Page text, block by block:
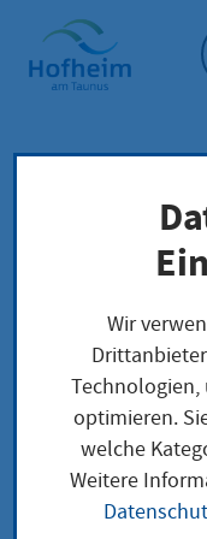
Startseite"
Neuigkeiten und
Kommunalwahl
Wir
Technologien,
optimieren.
welche
Weitere